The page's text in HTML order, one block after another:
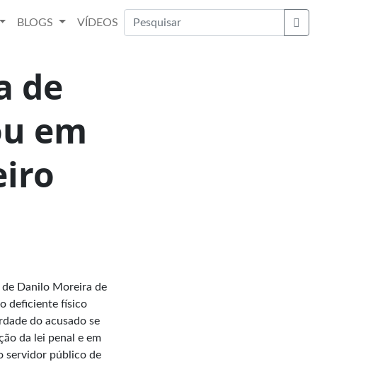
BLOGS
VÍDEOS
Buscar
de
em
Danilo Moreira de
deficiente físico
do acusado se
da lei penal e em
servidor público de